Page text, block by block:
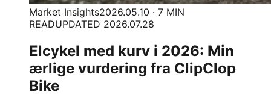
Market Insights2026.05.10 · 7 MIN
READUPDATED 2026.07.28
Elcykel med kurv i 2026: Min
ærlige vurdering fra ClipClop
Bike